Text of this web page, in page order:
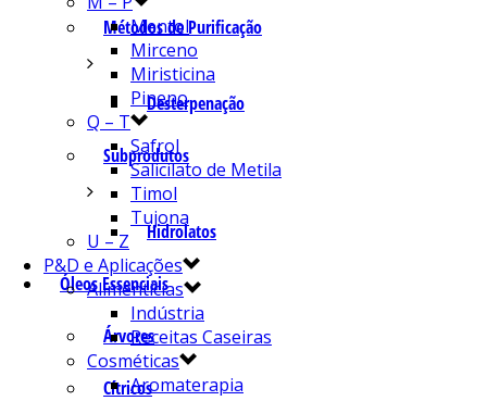
Métodos de Purificação
Desterpenação
Subprodutos
Hidrolatos
Óleos Essenciais
Árvores
Cítricos
Mentol
Mirceno
Miristicina
Pineno
Q – T
Safrol
Salicilato de Metila
Timol
Tujona
U – Z
P&D e Aplicações
Alimentícias
Indústria
Receitas Caseiras
Cosméticas
Aromaterapia